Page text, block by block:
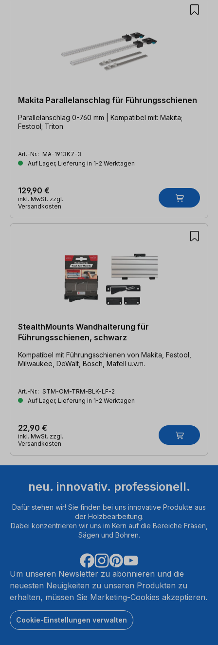
Makita Parallelanschlag für Führungsschienen
Parallelanschlag 0-760 mm | Kompatibel mit: Makita;
Festool; Triton
Art.-Nr.: MA-1913K7-3
Auf Lager, Lieferung in 1-2 Werktagen
129,90 €
inkl. MwSt. zzgl.
Versandkosten
StealthMounts Wandhalterung für
Führungsschienen, schwarz
Kompatibel mit Führungsschienen von Makita, Festool,
Milwaukee, DeWalt, Bosch, Mafell u.v.m.
Art.-Nr.: STM-OM-TRM-BLK-LF-2
Auf Lager, Lieferung in 1-2 Werktagen
22,90 €
inkl. MwSt. zzgl.
Versandkosten
neu. innovativ. professionell.
Dafür stehen wir! Sie finden bei uns innovative Produkte aus
der Holzbearbeitung.
Dabei konzentrieren wir uns im Kern auf die Bereiche Fräsen,
Sägen und Bohren.
Um unseren Newsletter zu abonnieren und die
neuesten Neuigkeiten zu unseren Produkten zu
erhalten, müssen Sie Marketing-Cookies akzeptieren.
Cookie-Einstellungen verwalten